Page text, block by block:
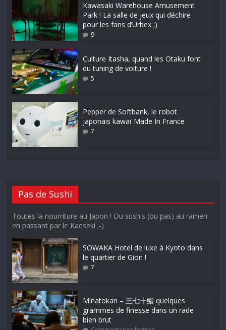
Kawasaki Warehouse Amusement
Park ! La salle de jeux qui déchire
pour les fans d’Urbex ;)
9
Culture Itasha, quand les Otaku font
du tuning de voiture !
5
Pepper de Softbank, le robot
japonais kawaï Made In France
7
Pas de Sushi
Toutes la nourriture au Japon ! Du sushis (ou pas) au ramen
en passant par le Kaeseki ;-)
SOWAKA Hotel de luxe à Kyoto dans
le quartier de Gion !
7
Minatokan – 三七十鮨 quelques
grammes de finesse dans un rade
bien brut